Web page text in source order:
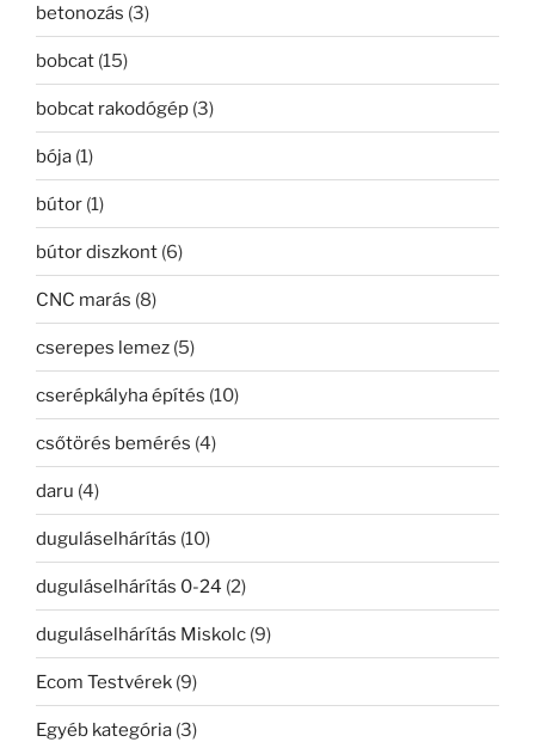
betonozás (3)
bobcat (15)
bobcat rakodógép (3)
bója (1)
bútor (1)
bútor diszkont (6)
CNC marás (8)
cserepes lemez (5)
cserépkályha építés (10)
csőtörés bemérés (4)
daru (4)
duguláselhárítás (10)
duguláselhárítás 0-24 (2)
duguláselhárítás Miskolc (9)
Ecom Testvérek (9)
Egyéb kategória (3)